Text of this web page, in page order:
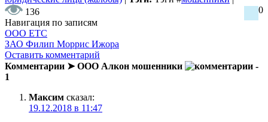
136
0
Навигация по записям
ООО ЕТС
ЗАО Филип Моррис Ижора
Оставить комментарий
Комментарии ➤ ООО Алкон мошенники
-
1
Максим сказал:
19.12.2018 в 11:47